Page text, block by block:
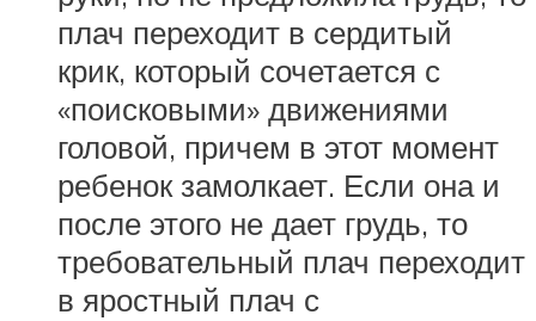
плач переходит в сердитый
крик, который сочетается с
«поисковыми» движениями
головой, причем в этот момент
ребенок замолкает. Если она и
после этого не дает грудь, то
требовательный плач переходит
в яростный плач с